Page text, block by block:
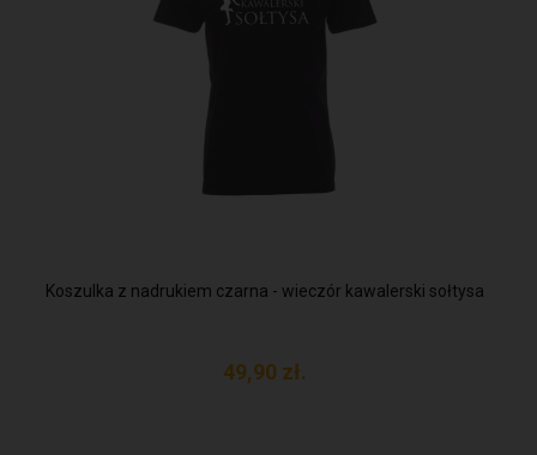
Koszulka z nadrukiem czarna - wieczór kawalerski sołtysa
49,90 zł.